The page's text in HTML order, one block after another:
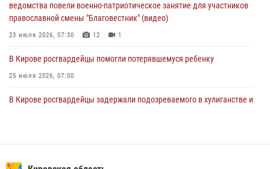
ведомства повели военно-патриотическое занятие для участников
православной смены "Благовестник" (видео)
23 июля 2026, 07:30 12 1
В Кирове росгвардейцы помогли потерявшемуся ребенку
25 июля 2026, 07:00
В Кирове росгвардейцы задержали подозреваемого в хулиганстве и
вневедомственную охрану и поступления в ведомственные вузы